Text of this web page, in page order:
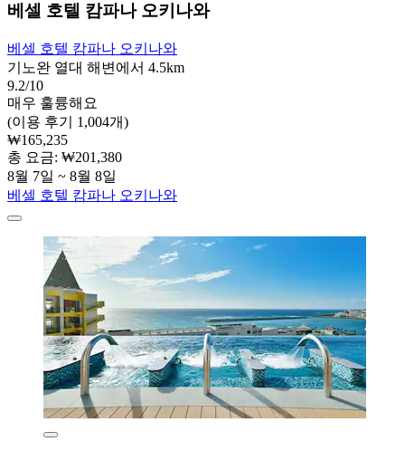
베셀 호텔 캄파나 오키나와
베셀 호텔 캄파나 오키나와
기노완 열대 해변에서 4.5km
9.2/10
매우 훌륭해요
(이용 후기 1,004개)
₩165,235
총 요금: ₩201,380
8월 7일 ~ 8월 8일
베셀 호텔 캄파나 오키나와